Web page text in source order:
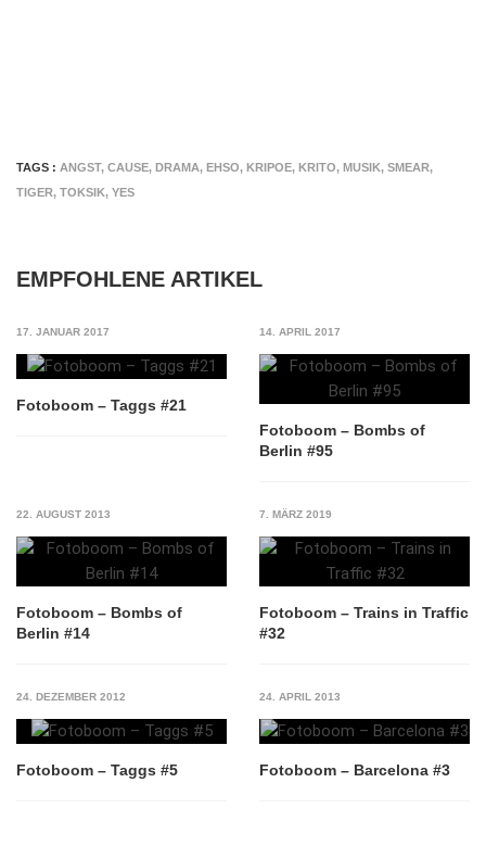
TAGS : ANGST, CAUSE, DRAMA, EHSO, KRIPOE, KRITO, MUSIK, SMEAR,
TIGER, TOKSIK, YES
EMPFOHLENE ARTIKEL
17. JANUAR 2017
Fotoboom – Taggs #21
14. APRIL 2017
Fotoboom – Bombs of
Berlin #95
22. AUGUST 2013
Fotoboom – Bombs of
Berlin #14
7. MÄRZ 2019
Fotoboom – Trains in Traffic
#32
24. DEZEMBER 2012
Fotoboom – Taggs #5
24. APRIL 2013
Fotoboom – Barcelona #3